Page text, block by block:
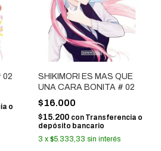
02
o
SHIKIMORI ES MAS QUE
UNA CARA BONITA # 02
$16.000
$15.200 con Transferencia o
depósito bancario
3 x $5.333,33 sin interés